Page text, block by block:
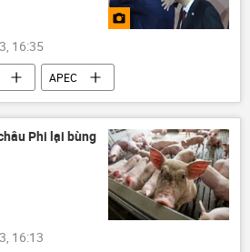
16:35
APEC
Chính trị
Phi lại bùng
16:13